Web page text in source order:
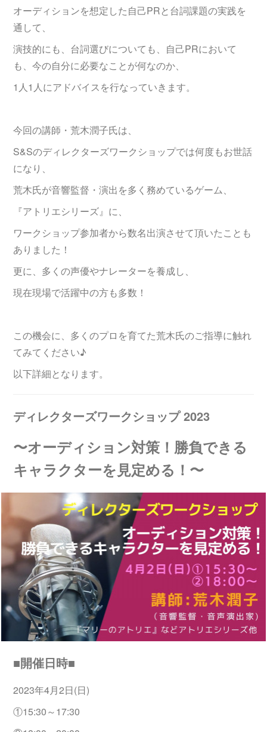
オーディションを想定した自己PRと台詞課題の実践を
通して、
演技的にも、台詞選びについても、自己PRにおいて
も、今の自分に必要なことが何なのか、
1人1人にアドバイスを行なっていきます。
今回の講師・荒木潤子氏は、
S&Sのディレクターズワークショップでは何度もお世話
になり、
荒木氏が音響監督・演出を多く務めているゲーム、
『アトリエシリーズ』に、
ワークショップ参加者から数名出演させて頂いたことも
ありました！
更に、多くの声優やナレーターを養成し、
現在現場で活躍中の方も多数！
この機会に、多くのプロを育てた荒木氏のご指導に触れ
てみてください♪
以下詳細となります。
ディレクターズワークショップ 2023
〜オーディション対策！勝負できる
キャラクターを見定める！〜
■開催日時■
2023年4月2日(日)
①15:30～17:30